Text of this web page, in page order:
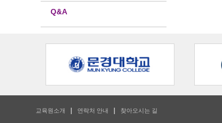
Q&A
교육원소개 연락처 안내 찾아오시는 길